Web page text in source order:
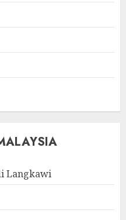
Langkawi